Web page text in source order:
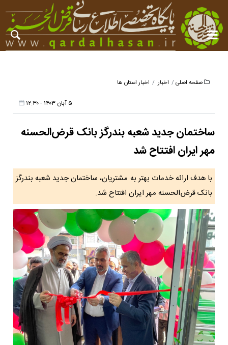
صفحه اصلی اخبار اخبار استان ها
۵ آبان ۱۴۰۳ - ۱۲:۳۰
ساختمان جدید شعبه بندرگز بانک قرض‌الحسنه
مهر ایران افتتاح شد
با هدف ارائه خدمات بهتر به مشتریان، ساختمان جدید شعبه بندرگز
بانک قرض‌الحسنه مهر ایران افتتاح شد.